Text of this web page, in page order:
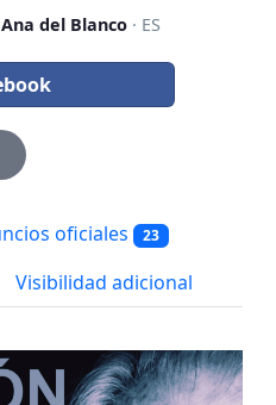
del Blanco· ES
oficiales 23
Visibilidad adicional